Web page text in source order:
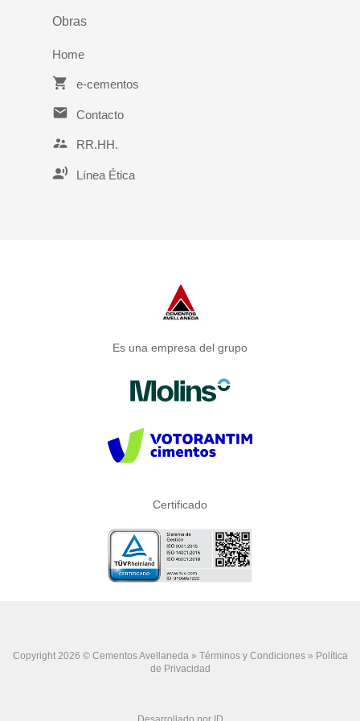
Certificaciones
Línea Ética
Contáctenos
Servicio Técnico
Compromiso
Obras
Home
e-cementos
Contacto
RR.HH.
Línea Ética
Es una empresa del grupo
Certificado
Copyright 2026 © Cementos Avellaneda » Términos y Condiciones» Política
de Privacidad